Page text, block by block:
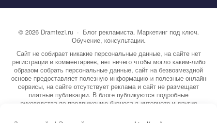
© 2026 Dramtezi.ru· Блог рекламиста. Маркетинг под ключ.
Обучение, консультации.
Сайт не собирает никакие персональные данные, на сайте нет
регистрации и комментариев, нет ничего чтобы могло каким-либо
образом собрать персональные данные, сайт на безвозмездной
основе предоставляет полезную информацию и полезные онлайн
сервисы, на сайте отсутствует реклама и сайт не размещает
платные публикации. В блоге публикуются подробные
руководства по продвижению бизнеса в интернете и другие
информацию о маркетинге, рекламе, копирайтинге и другие темы.